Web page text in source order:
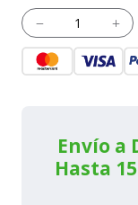
era:
K
Cortasetos
HSA
60,
sin
cantidad
L
Envío a
Hasta